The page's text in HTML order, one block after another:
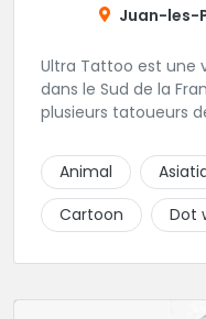
Juan-les-
Ultra Tattoo est une
dans le Sud de la
plusieurs tatoueurs
Animal
Cartoon
Dot